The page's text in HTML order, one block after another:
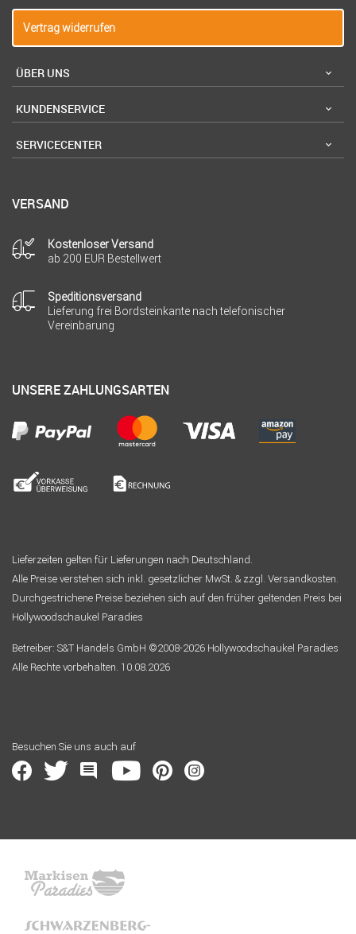
Vertrag widerrufen
ÜBER UNS
KUNDENSERVICE
SERVICECENTER
VERSAND
Kostenloser Versand
ab 200 EUR Bestellwert
Speditionsversand
Lieferung frei Bordsteinkante nach telefonischer
Vereinbarung
UNSERE ZAHLUNGSARTEN
Lieferzeiten gelten für Lieferungen nach Deutschland.
Alle Preise verstehen sich inkl. gesetzlicher MwSt. & zzgl. Versandkosten.
Durchgestrichene Preise beziehen sich auf den früher geltenden Preis bei
Hollywoodschaukel Paradies
Betreiber: S&T Handels GmbH ©2008-2026 Hollywoodschaukel Paradies
Alle Rechte vorbehalten. 10.08.2026
Besuchen Sie uns auch auf